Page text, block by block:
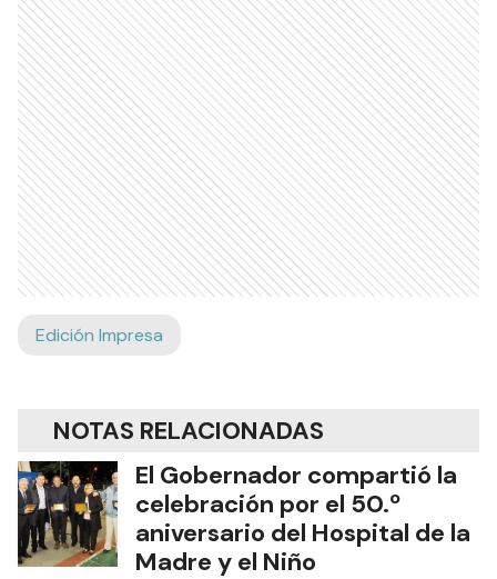
Edición Impresa
NOTAS RELACIONADAS
El Gobernador compartió la
celebración por el 50.º
aniversario del Hospital de la
Madre y el Niño